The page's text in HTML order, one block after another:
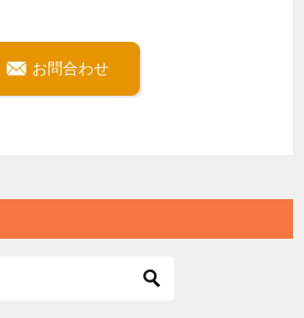
お問合わせ